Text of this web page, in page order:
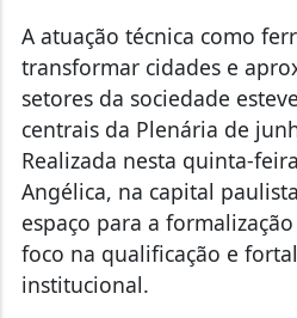
A atuação técnica como
transformar cidades e
setores da sociedade
centrais da Plenária de
Realizada nesta quinta-
Angélica, na capital
espaço para a
foco na qualificação e
institucional.